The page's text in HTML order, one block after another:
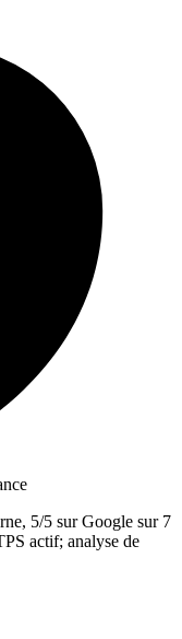
5/5 sur Google sur 7
actif; analyse de